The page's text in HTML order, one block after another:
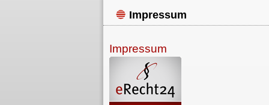
Impressum
Impressum